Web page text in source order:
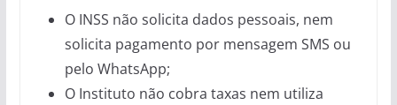
O INSS não solicita dados pessoais, nem
solicita pagamento por mensagem SMS ou
pelo WhatsApp;
O Instituto não cobra taxas nem utiliza